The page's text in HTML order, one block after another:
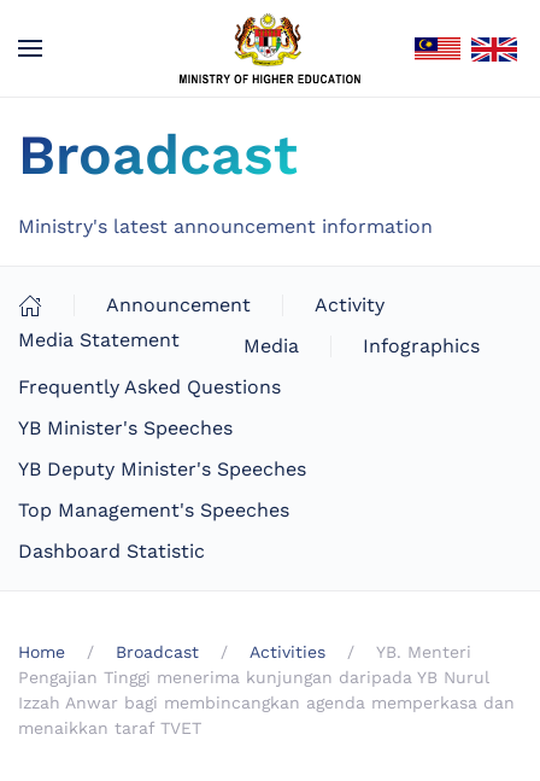
Broadcast
Ministry's latest announcement information
Announcement
Activity
Media Statement
Media
Infographics
Frequently Asked Questions
YB Minister's Speeches
YB Deputy Minister's Speeches
Top Management's Speeches
Dashboard Statistic
Home Broadcast Activities
YB. Menteri
Pengajian Tinggi menerima kunjungan daripada YB Nurul
Izzah Anwar bagi membincangkan agenda memperkasa dan
menaikkan taraf TVET